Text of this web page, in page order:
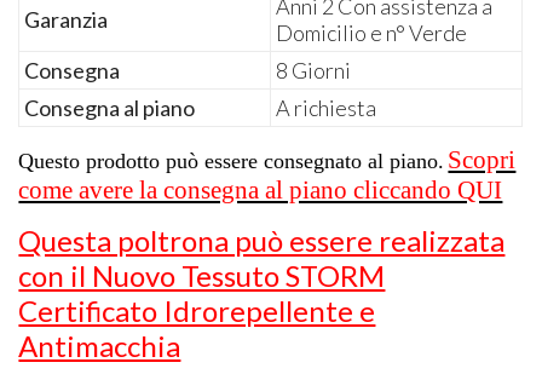
Garanzia
Anni 2 Con assistenza a
Domicilio e n° Verde
Consegna
8 Giorni
Consegna al piano
A richiesta
Questo prodotto può essere consegnato al piano. Scopri
come avere la consegna al piano cliccando QUI
Questa poltrona può essere realizzata
con il Nuovo Tessuto STORM
Certificato Idrorepellente e
Antimacchia